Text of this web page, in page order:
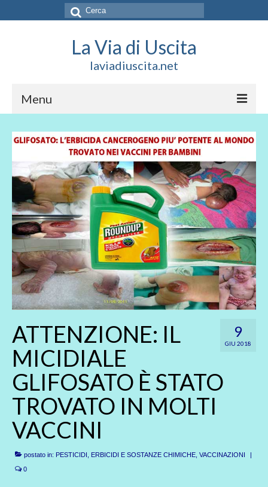
Cerca:
La Via di Uscita
laviadiuscita.net
Menu
HOME
CHI SIAMO
SOCIAL
SOSTIENICI
CONTATTI
9
GIU 2018
ATTENZIONE: IL
MICIDIALE
GLIFOSATO È STATO
TROVATO IN MOLTI
VACCINI
postato in: PESTICIDI, ERBICIDI E SOSTANZE CHIMICHE VACCINAZIONI
|
0